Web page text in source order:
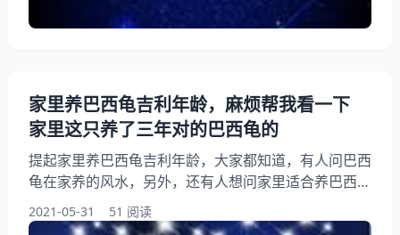
家里养巴西龟吉利年龄，麻烦帮我看一下
家里这只养了三年对的巴西龟的
提起家里养巴西龟吉利年龄，大家都知道，有人问巴西
龟在家养的风水，另外，还有人想问家里适合养巴西龟
吗？你知道这是怎么回事？其实家里养巴西龟好吗，下
面就一起来看看麻烦帮我看一下 家里这只养了三年对
2021-05-31 51 阅读